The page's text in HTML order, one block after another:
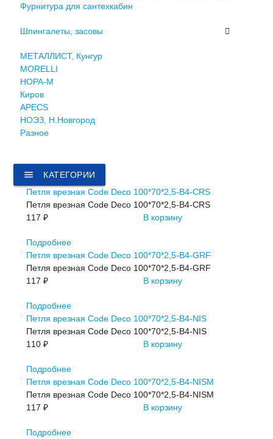
Фурнитура для сантехкабин
Шпингалеты, засовы
МЕТАЛЛИСТ, Кунгур
MORELLI
НОРА-М
Киров
APECS
НОЭЗ, Н.Новгород
Разное
menu
КАТЕГОРИИ
Петля врезная Code Deco 100*70*2,5-B4-CRS
Петля врезная Code Deco 100*70*2,5-B4-CRS
117 ₽
В корзину
Подробнее
Петля врезная Code Deco 100*70*2,5-B4-GRF
Петля врезная Code Deco 100*70*2,5-B4-GRF
117 ₽
В корзину
Подробнее
Петля врезная Code Deco 100*70*2,5-B4-NIS
Петля врезная Code Deco 100*70*2,5-B4-NIS
110 ₽
В корзину
Подробнее
Петля врезная Code Deco 100*70*2,5-B4-NISM
Петля врезная Code Deco 100*70*2,5-B4-NISM
117 ₽
В корзину
Подробнее